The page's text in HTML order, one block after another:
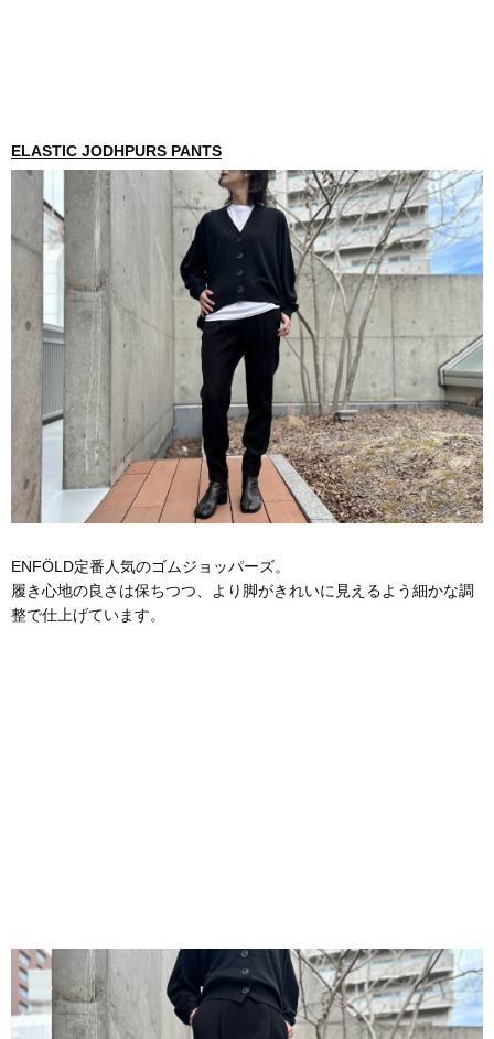
ELASTIC JODHPURS PANTS
ENFÖLD定番人気のゴムジョッパーズ。
履き心地の良さは保ちつつ、より脚がきれいに見えるよう細かな調
整で仕上げています。